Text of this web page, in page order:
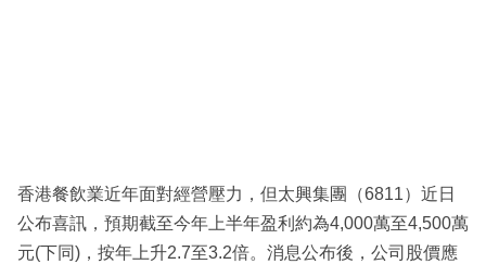
香港餐飲業近年面對經營壓力，但太興集團（6811）近日
公布喜訊，預期截至今年上半年盈利約為4,000萬至4,500萬
元(下同)，按年上升2.7至3.2倍。消息公布後，公司股價應